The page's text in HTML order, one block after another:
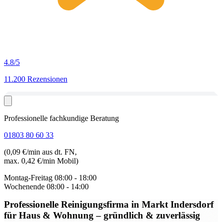
4.8/5
11.200 Rezensionen
Professionelle fachkundige Beratung
01803 80 60 33
(0,09 €/min aus dt. FN,
max. 0,42 €/min Mobil)
Montag-Freitag 08:00 - 18:00
Wochenende 08:00 - 14:00
Professionelle Reinigungsfirma in Markt Indersdorf
für Haus & Wohnung – gründlich & zuverlässig